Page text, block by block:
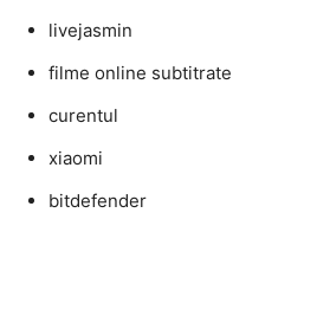
livejasmin
filme online subtitrate
curentul
xiaomi
bitdefender